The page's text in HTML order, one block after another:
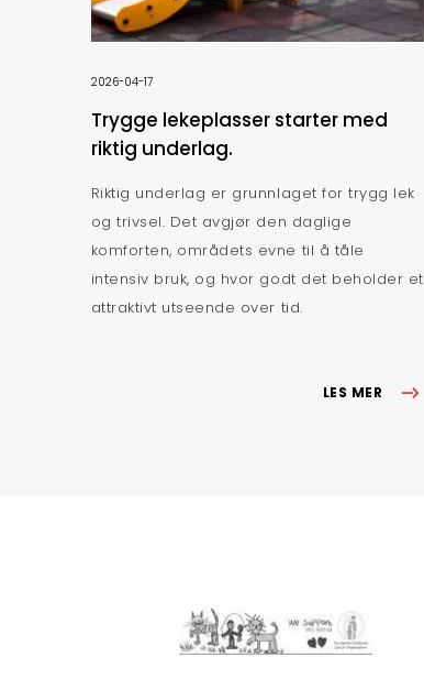
2026-04-17
Trygge lekeplasser starter med
riktig underlag.
Riktig underlag er grunnlaget for trygg lek
og trivsel. Det avgjør den daglige
komforten, områdets evne til å tåle
intensiv bruk, og hvor godt det beholder et
attraktivt utseende over tid.
LES MER